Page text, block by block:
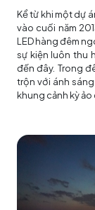
Kể từ khi một dự
vào cuối năm
LED hàng đêm
sự kiện luôn thu
đến đây. Trong
trộn với ánh
khung cảnh kỳ ảo